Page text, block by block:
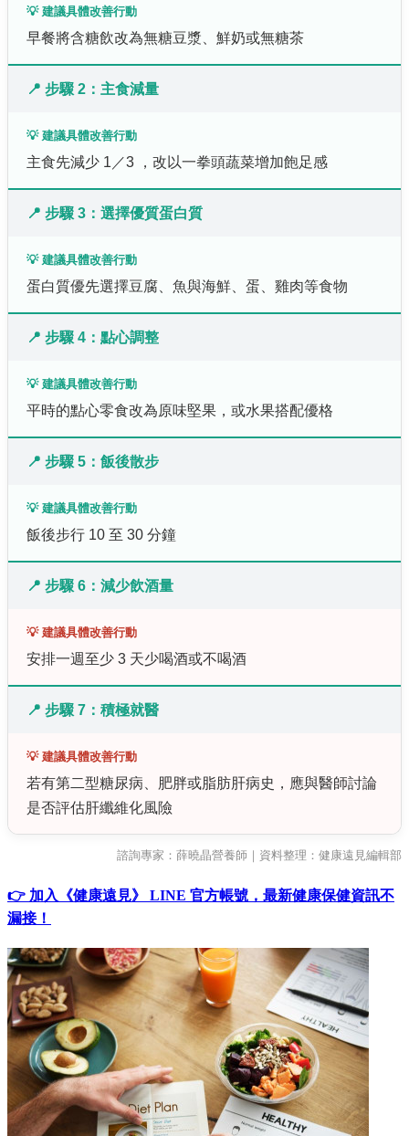
💡 建議具體改善行動
早餐將含糖飲改為無糖豆漿、鮮奶或無糖茶
📍 步驟 2：主食減量
💡 建議具體改善行動
主食先減少 1／3 ，改以一拳頭蔬菜增加飽足感
📍 步驟 3：選擇優質蛋白質
💡 建議具體改善行動
蛋白質優先選擇豆腐、魚與海鮮、蛋、雞肉等食物
📍 步驟 4：點心調整
💡 建議具體改善行動
平時的點心零食改為原味堅果，或水果搭配優格
📍 步驟 5：飯後散步
💡 建議具體改善行動
飯後步行 10 至 30 分鐘
📍 步驟 6：減少飲酒量
💡 建議具體改善行動
安排一週至少 3 天少喝酒或不喝酒
📍 步驟 7：積極就醫
💡 建議具體改善行動
若有第二型糖尿病、肥胖或脂肪肝病史，應與醫師討論
是否評估肝纖維化風險
諮詢專家：薛曉晶營養師｜資料整理：健康遠見編輯部
👉 加入《健康遠見》 LINE 官方帳號，最新健康保健資訊不
漏接！